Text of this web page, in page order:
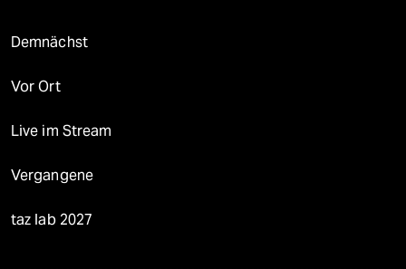
Demnächst
Vor Ort
Live im Stream
Vergangene
taz lab 2027